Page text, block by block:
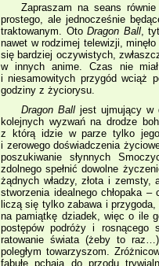
Zapraszam na seans
prostego, ale jednocześnie
traktowanym. OtoDragon Ball,
nawet w rodzimej telewizji,
się bardziej oczywistych,
w innych anime. Czas nie
i niesamowitych przygód wciąż
godziny z życiorysu.
Dragon Ball jest ujmujący w
kolejnych wyzwań na drodze
z którą idzie w parze tylko
i zerowego doświadczenia
poszukiwanie słynnych
zdolnego spełnić dowolne
żądnych władzy, złota i
stworzenia idealnego chłopaka
liczą się tylko zabawa i
na pamiątkę dziadek, więc o ile
postępów podróży i rosnącego
ratowanie świata (żeby to
poległym towarzyszom.
fabułę pchają do przodu